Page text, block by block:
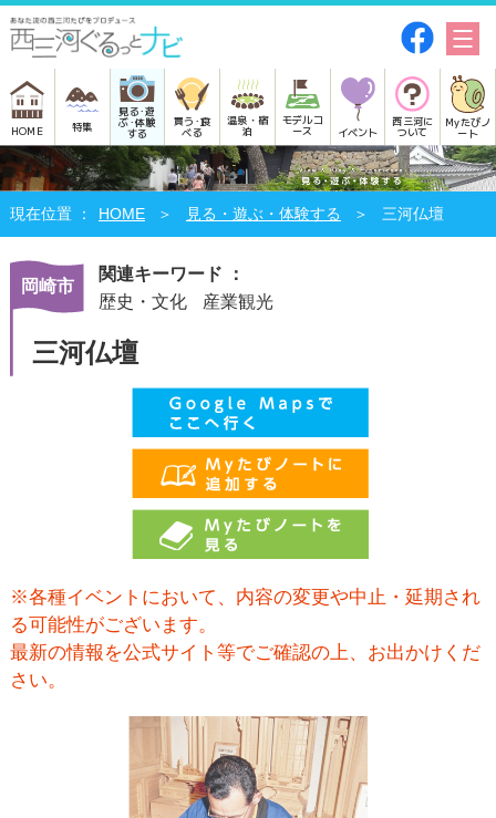
HOME 特集
見る･遊
ぶ･体験
する
買う･食
べる
温泉・宿
泊
モデルコ
ース イベント
西三河に
ついて
Myたびノ
ート
HOME 見る・遊ぶ・体験する 三河仏壇
岡崎市
関連キーワード ：
歴史・文化
産業観光
三河仏壇
※各種イベントにおいて、内容の変更や中止・延期され
る可能性がございます。
最新の情報を公式サイト等でご確認の上、お出かけくだ
さい。